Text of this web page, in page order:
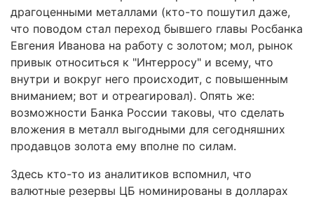
драгоценными металлами (кто-то пошутил даже,
что поводом стал переход бывшего главы Росбанка
Евгения Иванова на работу с золотом; мол, рынок
привык относиться к "Интерросу" и всему, что
внутри и вокруг него происходит, с повышенным
вниманием; вот и отреагировал). Опять же:
возможности Банка России таковы, что сделать
вложения в металл выгодными для сегодняшних
продавцов золота ему вполне по силам.
Здесь кто-то из аналитиков вспомнил, что
валютные резервы ЦБ номинированы в долларах